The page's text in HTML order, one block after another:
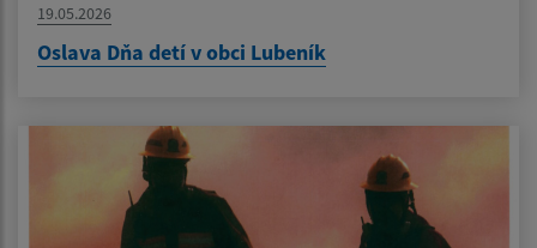
19.05.2026
Oslava Dňa detí v obci Lubeník